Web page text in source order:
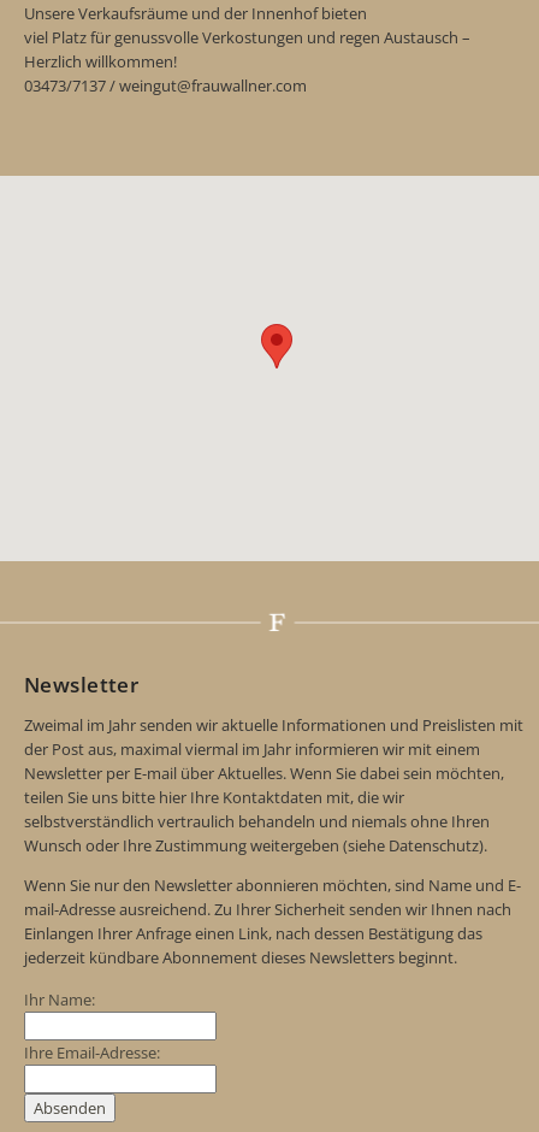
Unsere Verkaufsräume und der Innenhof bieten
viel Platz für genussvolle Verkostungen und regen Austausch –
Herzlich willkommen!
03473/7137 / weingut@frauwallner.com
Newsletter
Zweimal im Jahr senden wir aktuelle Informationen und Preislisten mit
der Post aus, maximal viermal im Jahr informieren wir mit einem
Newsletter per E-mail über Aktuelles. Wenn Sie dabei sein möchten,
teilen Sie uns bitte hier Ihre Kontaktdaten mit, die wir
selbstverständlich vertraulich behandeln und niemals ohne Ihren
Wunsch oder Ihre Zustimmung weitergeben (siehe Datenschutz).
Wenn Sie nur den Newsletter abonnieren möchten, sind Name und E-
mail-Adresse ausreichend. Zu Ihrer Sicherheit senden wir Ihnen nach
Einlangen Ihrer Anfrage einen Link, nach dessen Bestätigung das
jederzeit kündbare Abonnement dieses Newsletters beginnt.
Ihr Name:
Ihre Email-Adresse: